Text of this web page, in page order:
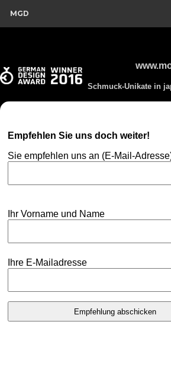
MGD
Schmuck-Unikate in
Empfehlen Sie uns doch weiter!
Sie empfehlen uns an (E-Mail-
Ihr Vorname und Name
Ihre E-Mailadresse